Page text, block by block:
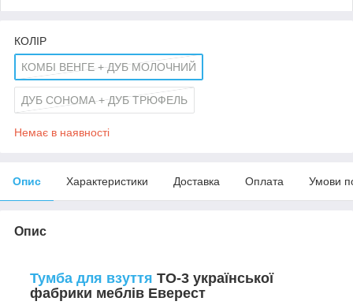
КОЛІР
КОМБІ ВЕНГЕ + ДУБ МОЛОЧНИЙ
ДУБ СОНОМА + ДУБ ТРЮФЕЛЬ
Немає в наявності
Опис Характеристики Доставка Оплата Умови
Опис
Тумба для взуття ТО-3 української
фабрики меблів Еверест